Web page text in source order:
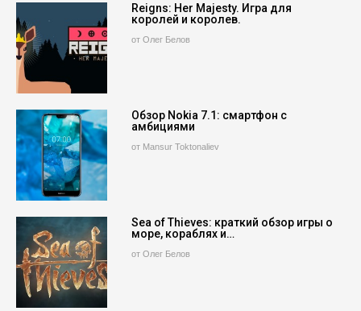
Reigns: Her Majesty. Игра для
королей и королев.
от Олег Белов
Обзор Nokia 7.1: смартфон с
амбициями
от Mansur Toktonaliev
Sea of Thieves: краткий обзор игры о
море, кораблях и…
от Олег Белов